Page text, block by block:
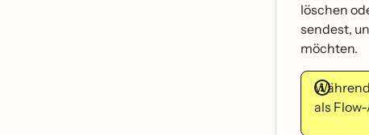
löschen
sendest,
möchten.
als